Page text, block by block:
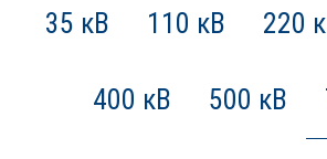
35 кВ 110 кВ 220
400 кВ 500 кВ